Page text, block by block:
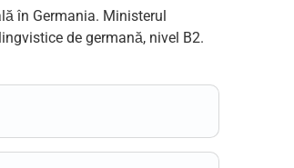
în Germania. Ministerul
de germană, nivel B2.